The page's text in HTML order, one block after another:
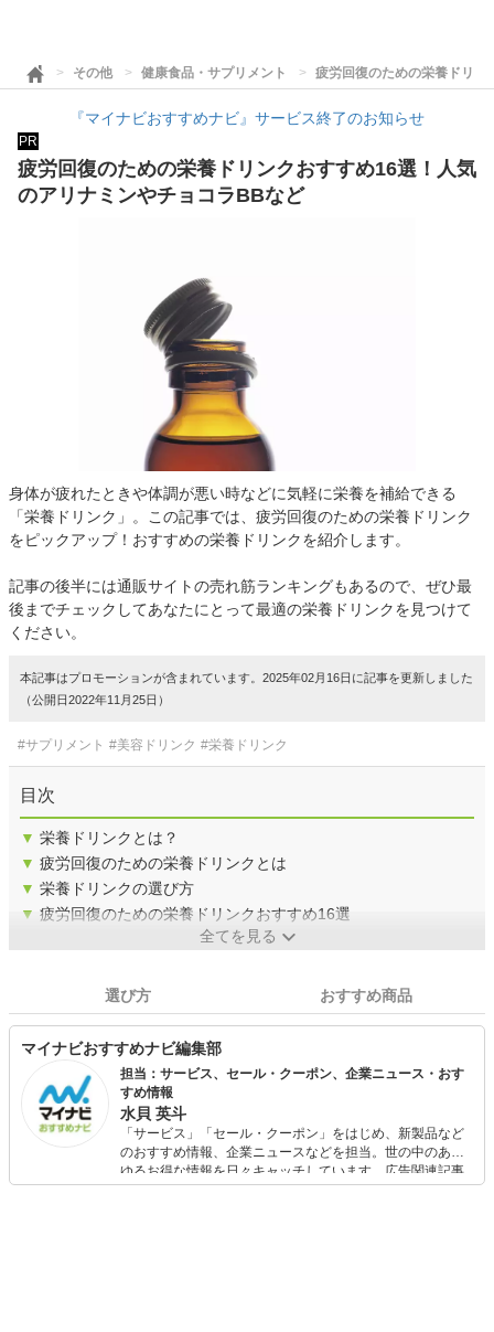
その他 健康食品・サプリメント 疲労回復のための栄養ドリ
『マイナビおすすめナビ』サービス終了のお知らせ
PR
疲労回復のための栄養ドリンクおすすめ16選！人気
のアリナミンやチョコラBBなど
身体が疲れたときや体調が悪い時などに気軽に栄養を補給できる
「栄養ドリンク」。この記事では、疲労回復のための栄養ドリンク
をピックアップ！おすすめの栄養ドリンクを紹介します。
記事の後半には通販サイトの売れ筋ランキングもあるので、ぜひ最
後までチェックしてあなたにとって最適の栄養ドリンクを見つけて
ください。
本記事はプロモーションが含まれています。2025年02月16日に記事を更新しました
（公開日2022年11月25日）
#サプリメント #美容ドリンク #栄養ドリンク
目次
▼ 栄養ドリンクとは？
▼ 疲労回復のための栄養ドリンクとは
▼ 栄養ドリンクの選び方
▼ 疲労回復のための栄養ドリンクおすすめ16選
全てを見る
選び方 おすすめ商品
マイナビおすすめナビ編集部
担当：サービス、セール・クーポン、企業ニュース・おす
すめ情報
水貝 英斗
「サービス」「セール・クーポン」をはじめ、新製品など
のおすすめ情報、企業ニュースなどを担当。世の中のあら
ゆるお得な情報を日々キャッチしています。広告関連記事
の制作にも携わり、SEOの知見を活かし商品販促のプラン